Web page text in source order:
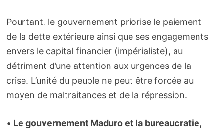
Pourtant, le gouvernement priorise le paiement
de la dette extérieure ainsi que ses engagements
envers le capital financier (impérialiste), au
détriment d’une attention aux urgences de la
crise. L’unité du peuple ne peut être forcée au
moyen de maltraitances et de la répression.
• Le gouvernement Maduro et la bureaucratie,